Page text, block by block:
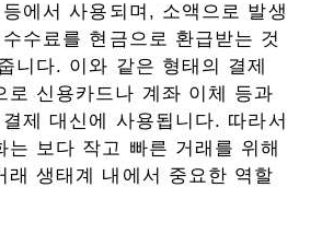
에서 사용되며, 소액으로 발생
수료를 현금으로 환급받는 것
니다. 이와 같은 형태의 결제
로 신용카드나 계좌 이체 등과
제 대신에 사용됩니다. 따라서
는 보다 작고 빠른 거래를 위해
래 생태계 내에서 중요한 역할